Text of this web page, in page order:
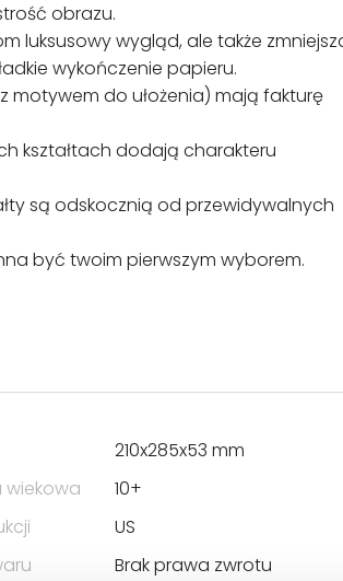
obrazu.
luksusowy wygląd, ale także
wykończenie papieru.
motywem do ułożenia) mają fakturę
kształtach dodają charakteru
są odskocznią od przewidywalnych
być twoim pierwszym wyborem.
210x285x53 mm
wiekowa
10+
US
Brak prawa zwrotu